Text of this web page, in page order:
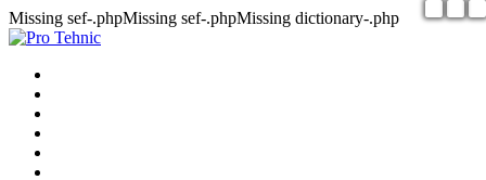
Missing sef-.phpMissing sef-.phpMissing dictionary-.php